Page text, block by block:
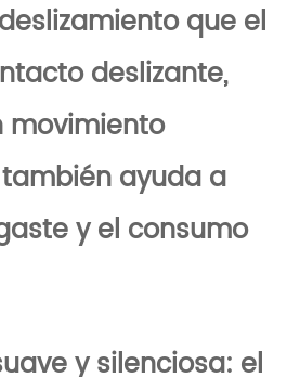
que el
deslizante,
movimiento
ayuda a
y el consumo
y silenciosa: el